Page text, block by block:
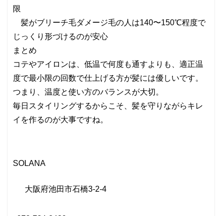
限
髪がブリーチ毛ダメージ毛の人は140〜150℃程度で
じっくり形づけるのが安心
まとめ
コテやアイロンは、低温で何度も通すよりも、適正温
度で最小限の回数で仕上げる方が髪には優しいです。
つまり、温度と使い方のバランスが大切。
毎日スタイリングするからこそ、髪を守りながらキレ
イを作るのが大事ですね。
SOLANA
大阪府池田市石橋3-2-4